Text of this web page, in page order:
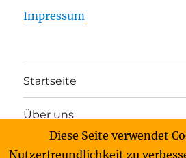
Impressum
Startseite
Über uns
Archiv
Diese Seite verwendet
Nutzerfreundlichkeit zu